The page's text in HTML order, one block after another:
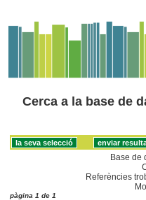
Cerca a la base de
Base de
Referències
pàgina 1 de 1